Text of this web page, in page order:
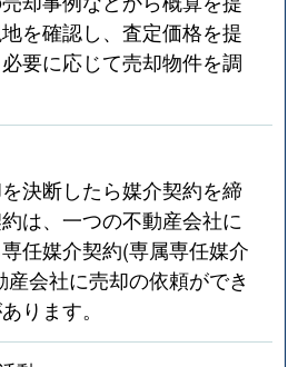
を確認し、査定価格を提
要に応じて売却物件を調
決断したら媒介契約を締
は、一つの不動産会社に
任媒介契約(専属専任媒介
会社に売却の依頼ができ
ります。